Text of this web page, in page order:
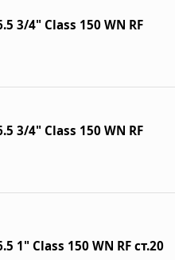
3/4" Class 150 WN RF
3/4" Class 150 WN RF
1" Class 150 WN RF ст.20